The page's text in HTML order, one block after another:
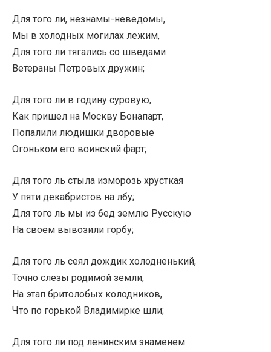
Для того ли, незнамы-неведомы,
Мы в холодных могилах лежим,
Для того ли тягались со шведами
Ветераны Петровых дружин;
Для того ли в годину суровую,
Как пришел на Москву Бонапарт,
Попалили людишки дворовые
Огоньком его воинский фарт;
Для того ль стыла изморозь хрусткая
У пяти декабристов на лбу;
Для того ль мы из бед землю Русскую
На своем вывозили горбу;
Для того ль сеял дождик холодненький,
Точно слезы родимой земли,
На этап бритолобых колодников,
Что по горькой Владимирке шли;
Для того ли под ленинским знаменем